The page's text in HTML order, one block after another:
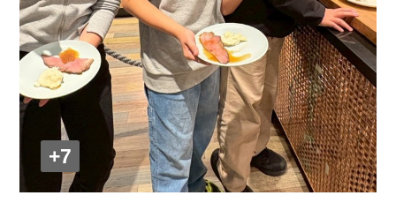
+7